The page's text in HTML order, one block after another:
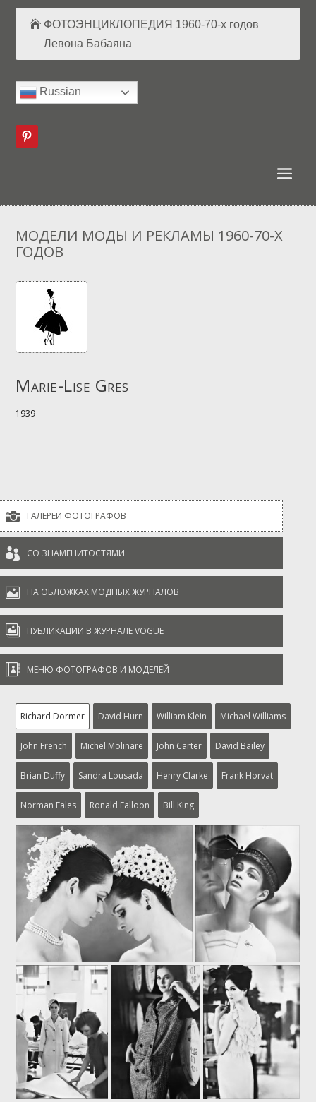
ФОТОЭНЦИКЛОПЕДИЯ 1960-70-х годов
Левона Бабаяна
Russian
МОДЕЛИ МОДЫ И РЕКЛАМЫ 1960-70-Х
ГОДОВ
Marie-Lise Gres
1939
 ГАЛЕРЕИ ФОТОГРАФОВ
 СО ЗНАМЕНИТОСТЯМИ
 НА ОБЛОЖКАХ МОДНЫХ ЖУРНАЛОВ
 ПУБЛИКАЦИИ В ЖУРНАЛЕ VOGUE
 МЕНЮ ФОТОГРАФОВ И МОДЕЛЕЙ
Richard Dormer David Hurn William Klein Michael Williams
John French Michel Molinare John Carter David Bailey
Brian Duffy Sandra Lousada Henry Clarke Frank Horvat
Norman Eales Ronald Falloon Bill King